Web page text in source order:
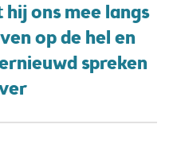
ons mee langs
op de hel en
spreken